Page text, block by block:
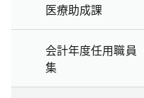
医療助成課
会計年度任用職員
集